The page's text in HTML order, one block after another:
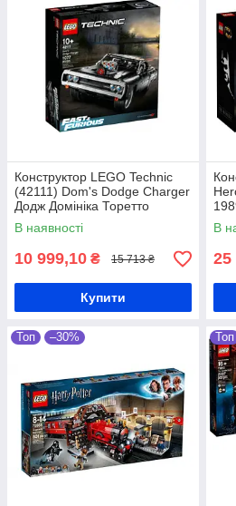
Конструктор LEGO Technic
(42111) Dom's Dodge Charger
Додж Домініка Торетто
В наявності
10 999,10 ₴ 15 713 ₴
Купити
В
25
Топ –30% Топ